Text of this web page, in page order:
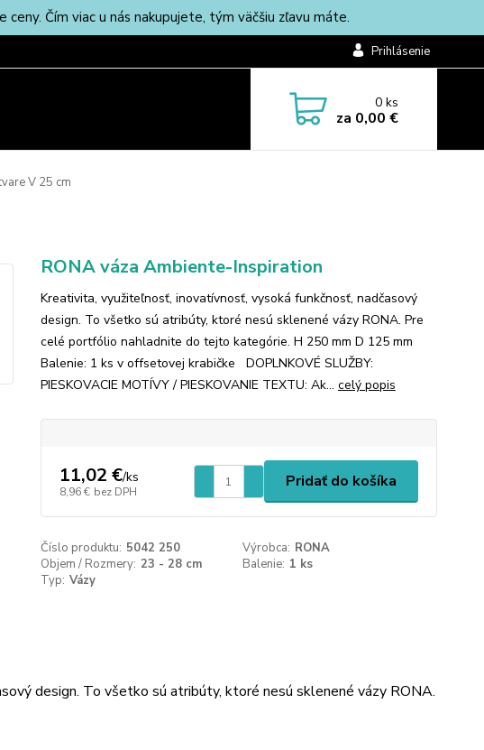
Čím viac u nás nakupujete, tým väčšiu zľavu máte.
Prihlásenie
0ks
za 0,00 €
V 25 cm
RONA váza Ambiente-Inspiration
Kreativita, využiteľnosť, inovatívnosť, vysoká funkčnosť, nadčasový
design. To všetko sú atribúty, ktoré nesú sklenené vázy RONA. Pre
celé portfólio nahladnite do tejto kategórie. H 250 mm D 125 mm
Balenie: 1 ks v offsetovej krabičke DOPLNKOVÉ SLUŽBY:
PIESKOVACIE MOTÍVY / PIESKOVANIE TEXTU: Ak... celý popis
11,02 €/ks
8,96 € bez DPH
Pridať do košíka
Číslo produktu: 5042 250 Výrobca: RONA
Objem / Rozmery: 23 - 28 cm Balenie: 1 ks
Typ: Vázy
design. To všetko sú atribúty, ktoré nesú sklenené vázy RONA.